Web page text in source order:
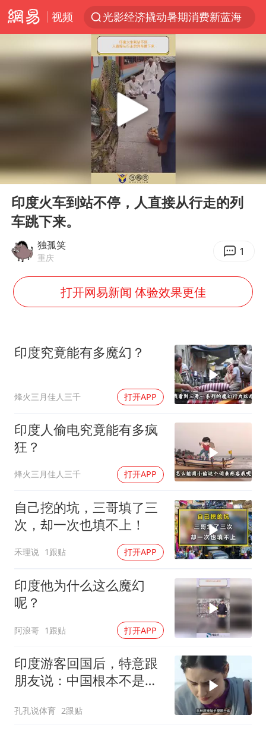
视频
光影经济撬动暑期消费新蓝海
新疆优化调整景区内自驾服务费
WTT瑞典大满贯女单签表出炉
情侣平潭拍日出坠崖1死1伤
全民健身事业高质量发展
台当局重金为“台独”织“皇帝新衣”
茅台部分直营店飞天茅台提价
白海豚将正面袭击贯穿浙江
黄金牛市回来了吗
杭州全市有序停课
乐享全民健身 共筑健康中国
Play
00:00 00:10
印度火车到站不停，人直接从行走的列
车跳下来。
独孤笑
重庆 1
打开网易新闻 体验效果更佳
印度究竟能有多魔幻？
烽火三月佳人三千 打开APP
印度人偷电究竟能有多疯
狂？
烽火三月佳人三千 打开APP
自己挖的坑，三哥填了三
次，却一次也填不上！
禾理说 1跟贴 打开APP
印度他为什么这么魔幻
呢？
阿浪哥 1跟贴 打开APP
印度游客回国后，特意跟
朋友说：中国根本不是我
孔孔说体育 2跟贴